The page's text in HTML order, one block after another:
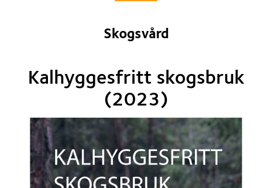
Skogsvård
Kalhyggesfritt skogsbruk
(2023)